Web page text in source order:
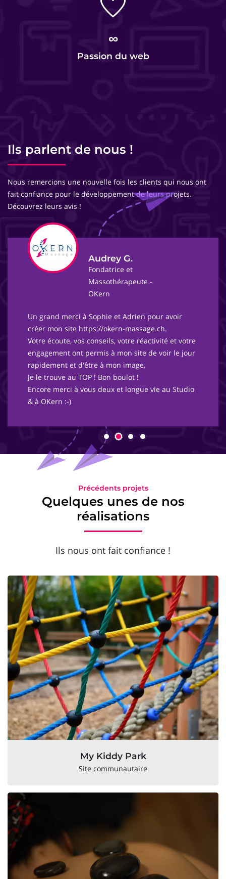
∞
Passion du web
Ils parlent de nous !
Nous remercions une nouvelle fois les clients qui nous ont
fait confiance pour le développement de leurs projets.
Découvrez leurs avis !
Audrey G.
Fondatrice et
Massothérapeute -
OKern
Un grand merci à Sophie et Adrien pour avoir
créer mon site https://okern-massage.ch.
Votre écoute, vos conseils, votre réactivité et votre
engagement ont permis à mon site de voir le jour
rapidement et d'être à mon image.
Je le trouve au TOP ! Bon boulot !
Encore merci à vous deux et longue vie au Studio
& à OKern :-)
Précédents projets
Quelques unes de nos
réalisations
Ils nous ont fait confiance !
My Kiddy Park
Site communautaire